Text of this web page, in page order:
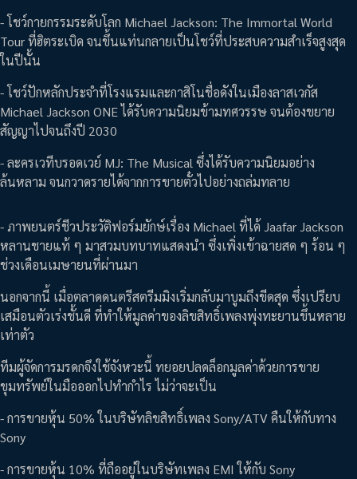
- โชว์กายกรรมระดับโลก Michael Jackson: The Immortal World
Tour ที่ฮิตระเบิด จนขึ้นแท่นกลายเป็นโชว์ที่ประสบความสำเร็จสูงสุด
ในปีนั้น
- โชว์ปักหลักประจำที่โรงแรมและกาสิโนชื่อดังในเมืองลาสเวกัส
Michael Jackson ONE ได้รับความนิยมข้ามทศวรรษ จนต้องขยาย
สัญญาไปจนถึงปี 2030
- ละครเวทีบรอดเวย์ MJ: The Musical ซึ่งได้รับความนิยมอย่าง
ล้นหลาม จนกวาดรายได้จากการขายตั๋วไปอย่างถล่มทลาย
- ภาพยนตร์ชีวประวัติฟอร์มยักษ์เรื่อง Michael ที่ได้ Jaafar Jackson
หลานชายแท้ ๆ มาสวมบทบาทแสดงนำ ซึ่งเพิ่งเข้าฉายสด ๆ ร้อน ๆ
ช่วงเดือนเมษายนที่ผ่านมา
นอกจากนี้ เมื่อตลาดดนตรีสตรีมมิงเริ่มกลับมาบูมถึงขีดสุด ซึ่งเปรียบ
เสมือนตัวเร่งชั้นดี ที่ทำให้มูลค่าของลิขสิทธิ์เพลงพุ่งทะยานขึ้นหลาย
เท่าตัว
ทีมผู้จัดการมรดกจึงใช้จังหวะนี้ ทยอยปลดล็อกมูลค่าด้วยการขาย
ขุมทรัพย์ในมือออกไปทำกำไร ไม่ว่าจะเป็น
- การขายหุ้น 50% ในบริษัทลิขสิทธิ์เพลง Sony/ATV คืนให้กับทาง
Sony
- การขายหุ้น 10% ที่ถืออยู่ในบริษัทเพลง EMI ให้กับ Sony